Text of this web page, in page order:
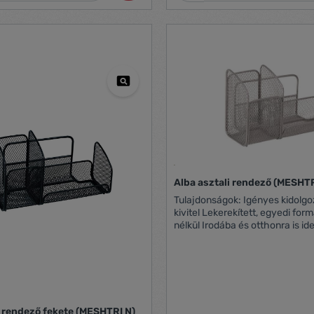
érdekében A fedeles dobozzal
tárolhatók Méretek: 307 x 56 x
Alba asztali rendező
Tulajdonságok: Igényes kidolgozású fém
kivitel Lekerekített, egyedi formák Tartozékok
nélkül Irodába és otthonra is ideális Praktikus